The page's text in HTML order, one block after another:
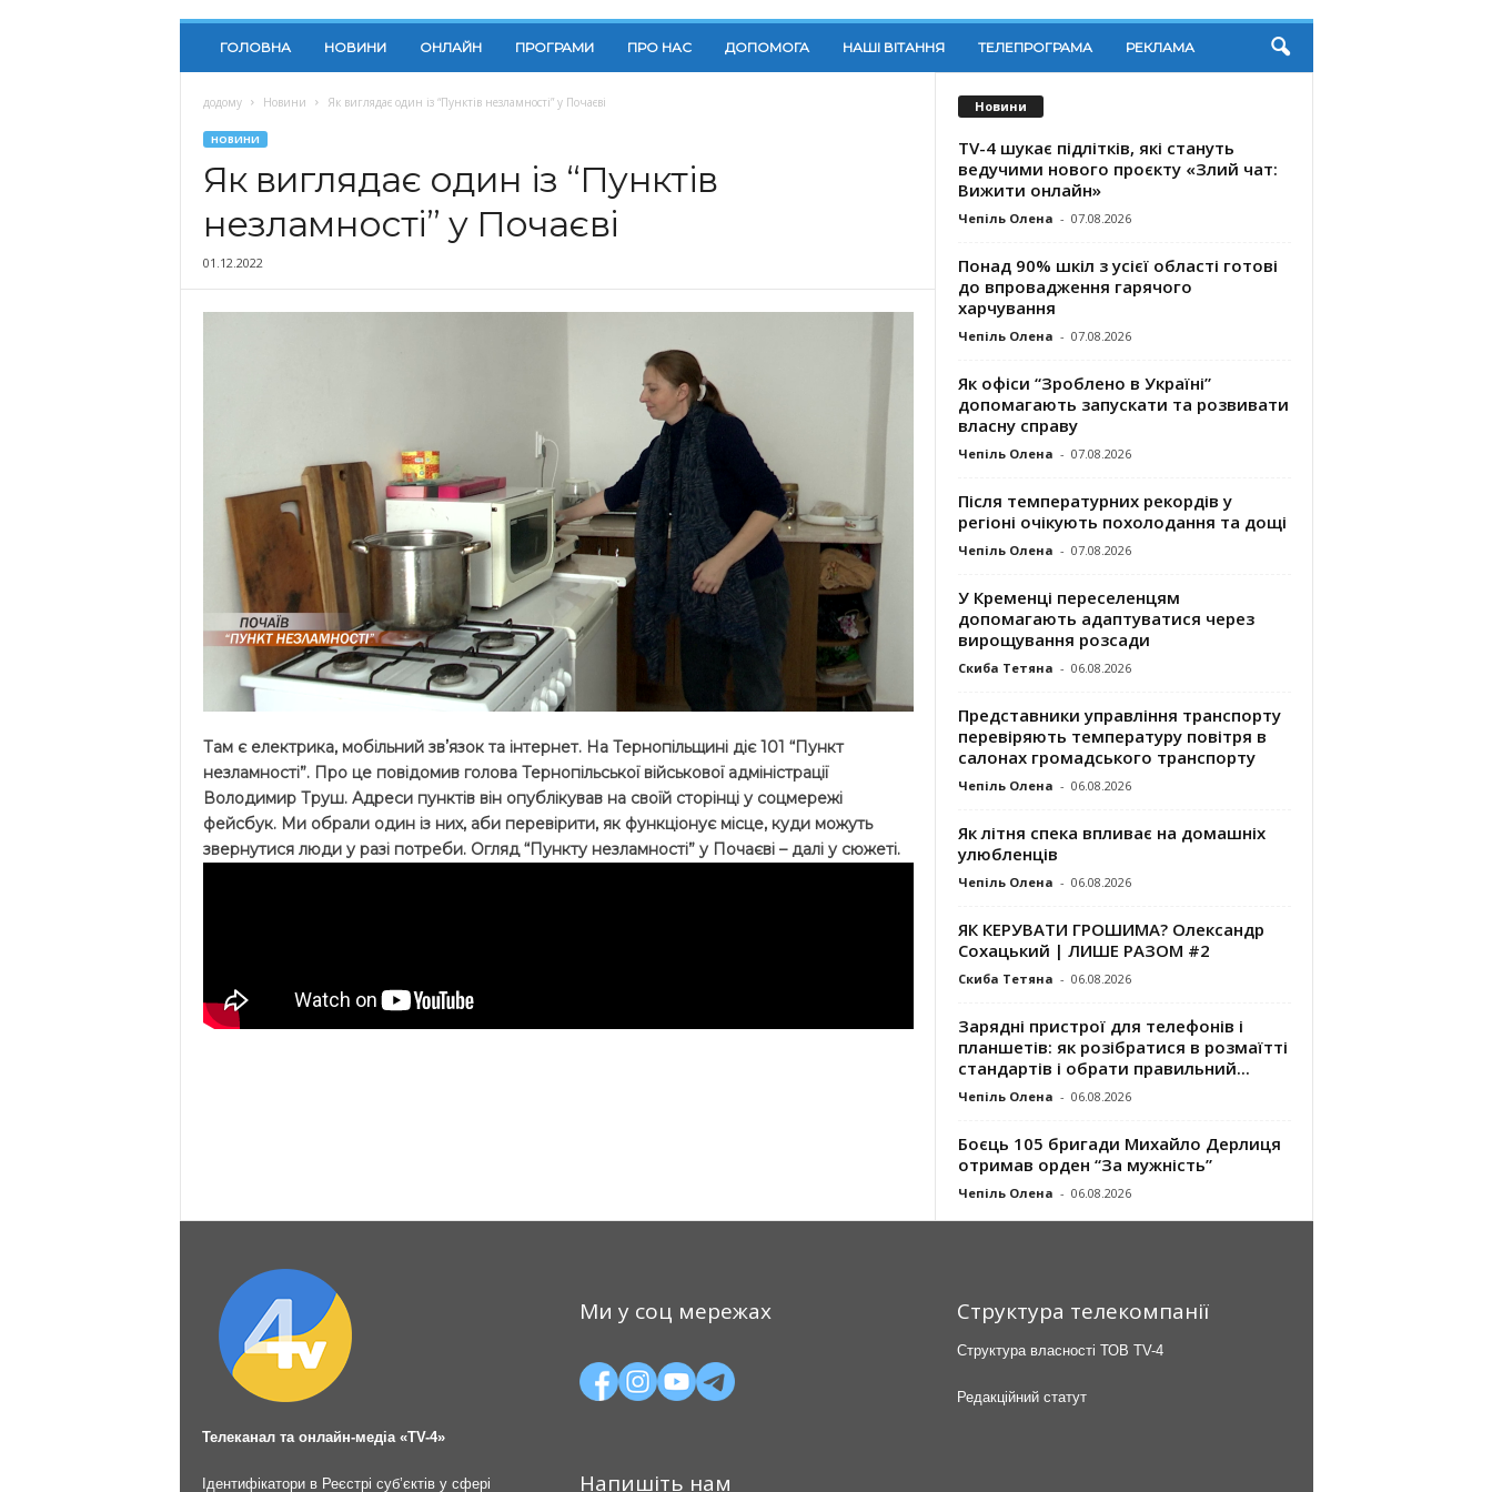
ГОЛОВНА НОВИНИ ОНЛАЙН ПРОГРАМИ ПРО НАС ДОПОМОГА НАШІ ВІТАННЯ ТЕЛЕПРОГРАМА РЕКЛАМА
додому Новини Як виглядає один із “Пунктів незламності” у Почаєві
НОВИНИ
Як виглядає один із “Пунктів
незламності” у Почаєві
01.12.2022
Там є електрика, мобільний звʼязок та інтернет. На Тернопільщині діє 101 “Пункт
незламності”. Про це повідомив голова Тернопільської військової адміністрації
Володимир Труш. Адреси пунктів він опублікував на своїй сторінці у соцмережі
фейсбук. Ми обрали один із них, аби перевірити, як функціонує місце, куди можуть
звернутися люди у разі потреби. Огляд “Пункту незламності” у Почаєві – далі у сюжеті.
Новини
TV-4 шукає підлітків, які стануть
ведучими нового проєкту «Злий чат:
Вижити онлайн»
Чепіль Олена - 07.08.2026
Понад 90% шкіл з усієї області готові
до впровадження гарячого
харчування
Чепіль Олена - 07.08.2026
Як офіси “Зроблено в Україні”
допомагають запускaти та розвивати
власну справу
Чепіль Олена - 07.08.2026
Після температурних рекордів у
регіоні очікують похолодання та дощі
Чепіль Олена - 07.08.2026
У Кременці переселенцям
допомагають адаптуватися через
вирощування розсади
Скиба Тетяна - 06.08.2026
Представники управління транспорту
перевіряють температуру повітря в
салонах громадського транспорту
Чепіль Олена - 06.08.2026
Як літня спека впливає на домашніх
улюбленців
Чепіль Олена - 06.08.2026
ЯК КЕРУВАТИ ГРОШИМА? Олександр
Сохацький | ЛИШЕ РАЗОМ #2
Скиба Тетяна - 06.08.2026
Зарядні пристрої для телефонів і
планшетів: як розібратися в розмаїтті
стандартів і обрати правильний...
Чепіль Олена - 06.08.2026
Боєць 105 бригади Михайло Дерлиця
отримав орден “За мужність”
Чепіль Олена - 06.08.2026
Телеканал та онлайн-медіа «TV-4»
Ідентифікатори в Реєстрі суб’єктів у сфері
Ми у соц мережах
Напишіть нам
Структура телекомпанії
Структура власності ТОВ TV-4
Редакційний статут